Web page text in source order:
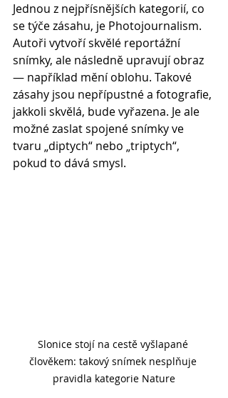
Jednou z nejpřísnějších kategorií, co
se týče zásahu, je Photojournalism.
Autoři vytvoří skvělé reportážní
snímky, ale následně upravují obraz
— například mění oblohu. Takové
zásahy jsou nepřípustné a fotografie,
jakkoli skvělá, bude vyřazena. Je ale
možné zaslat spojené snímky ve
tvaru „diptych“ nebo „triptych“,
pokud to dává smysl.
Slonice stojí na cestě vyšlapané
člověkem: takový snímek nesplňuje
pravidla kategorie Nature